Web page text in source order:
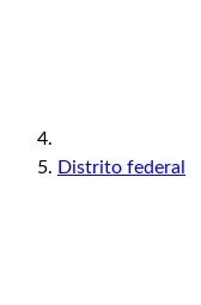
Distrito federal